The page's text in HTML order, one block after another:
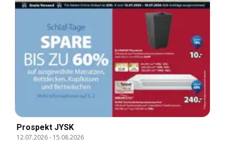
Prospekt JYSK
12.07.2026- 15.08.2026